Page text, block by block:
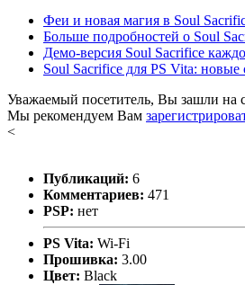
Феи и новая магия в Soul
Больше подробностей о Soul
Демо-версия Soul Sacrifice
Soul Sacrifice для PS Vita:
Уважаемый посетитель, Вы зашли на
Мы рекомендуем Вам
<
Публикаций: 6
Комментариев: 471
PSP: нет
PS Vita: Wi-Fi
Прошивка: 3.00
Цвет: Black